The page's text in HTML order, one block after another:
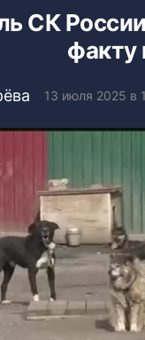
СК
факту
13 июля 2025 в